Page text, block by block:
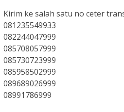
Kirim ke salah satu no ceter
081235549933
082244047999
085708057999
085730723999
085958502999
089689026999
08991786999